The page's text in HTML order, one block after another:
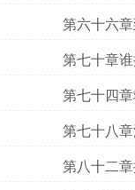
第六十六
第七十章
第七十四
第七十八
第八十二